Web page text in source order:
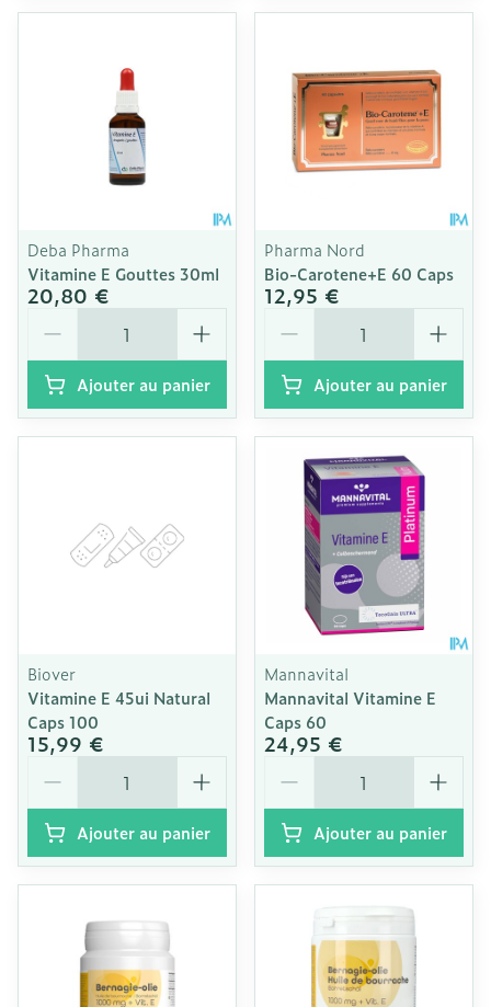
Deba Pharma
Vitamine E Gouttes 30ml
20,80 €
Ajouter au panier
Pharma Nord
Bio-Carotene+E 60 Caps
12,95 €
Ajouter au panier
Biover
Vitamine E 45ui Natural
Caps 100
15,99 €
Ajouter au panier
Mannavital
Mannavital Vitamine E
Caps 60
24,95 €
Ajouter au panier